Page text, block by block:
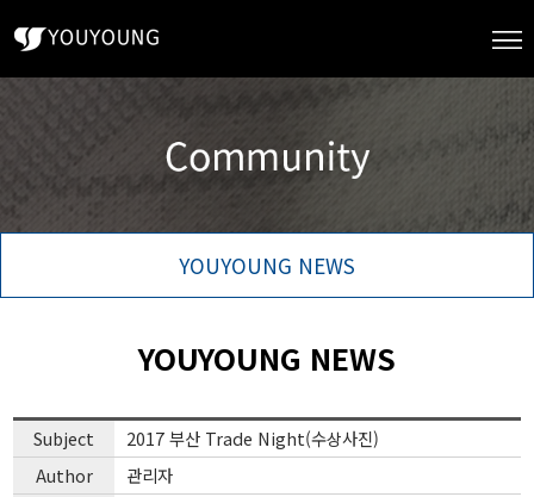
YOUYOUNG NEWS
YOUYOUNG NEWS
Subject
2017 부산 Trade Night(수상사진)
Author
관리자